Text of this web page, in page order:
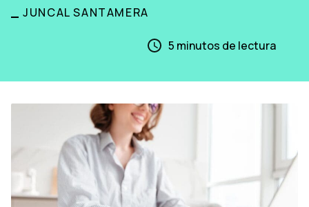
_JUNCAL SANTAMERA
5 minutos de lectura